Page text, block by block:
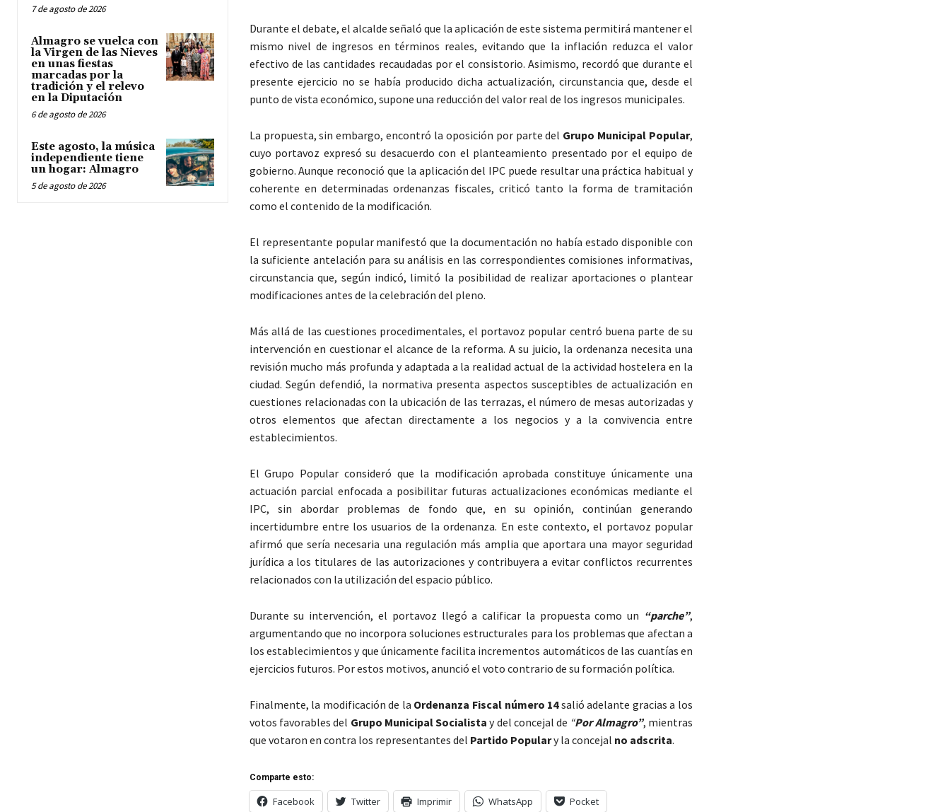
7 de agosto de 2026
Almagro se vuelca con
la Virgen de las Nieves
en unas fiestas
marcadas por la
tradición y el relevo
en la Diputación
6 de agosto de 2026
Este agosto, la música
independiente tiene
un hogar: Almagro
5 de agosto de 2026
Durante el debate, el alcalde señaló que la aplicación de este sistema permitirá mantener el
mismo nivel de ingresos en términos reales, evitando que la inflación reduzca el valor
efectivo de las cantidades recaudadas por el consistorio. Asimismo, recordó que durante el
presente ejercicio no se había producido dicha actualización, circunstancia que, desde el
punto de vista económico, supone una reducción del valor real de los ingresos municipales.
La propuesta, sin embargo, encontró la oposición por parte del Grupo Municipal Popular,
cuyo portavoz expresó su desacuerdo con el planteamiento presentado por el equipo de
gobierno. Aunque reconoció que la aplicación del IPC puede resultar una práctica habitual y
coherente en determinadas ordenanzas fiscales, criticó tanto la forma de tramitación
como el contenido de la modificación.
El representante popular manifestó que la documentación no había estado disponible con
la suficiente antelación para su análisis en las correspondientes comisiones informativas,
circunstancia que, según indicó, limitó la posibilidad de realizar aportaciones o plantear
modificaciones antes de la celebración del pleno.
Más allá de las cuestiones procedimentales, el portavoz popular centró buena parte de su
intervención en cuestionar el alcance de la reforma. A su juicio, la ordenanza necesita una
revisión mucho más profunda y adaptada a la realidad actual de la actividad hostelera en la
ciudad. Según defendió, la normativa presenta aspectos susceptibles de actualización en
cuestiones relacionadas con la ubicación de las terrazas, el número de mesas autorizadas y
otros elementos que afectan directamente a los negocios y a la convivencia entre
establecimientos.
El Grupo Popular consideró que la modificación aprobada constituye únicamente una
actuación parcial enfocada a posibilitar futuras actualizaciones económicas mediante el
IPC, sin abordar problemas de fondo que, en su opinión, continúan generando
incertidumbre entre los usuarios de la ordenanza. En este contexto, el portavoz popular
afirmó que sería necesaria una regulación más amplia que aportara una mayor seguridad
jurídica a los titulares de las autorizaciones y contribuyera a evitar conflictos recurrentes
relacionados con la utilización del espacio público.
Durante su intervención, el portavoz llegó a calificar la propuesta como un “parche”,
argumentando que no incorpora soluciones estructurales para los problemas que afectan a
los establecimientos y que únicamente facilita incrementos automáticos de las cuantías en
ejercicios futuros. Por estos motivos, anunció el voto contrario de su formación política.
Finalmente, la modificación de la Ordenanza Fiscal número 14salió adelante gracias a los
votos favorables del Grupo Municipal Socialista y del concejal de “Por Almagro”, mientras
que votaron en contra los representantes del Partido Populary la concejal no adscrita.
Comparte esto:
Facebook Twitter Imprimir WhatsApp Pocket